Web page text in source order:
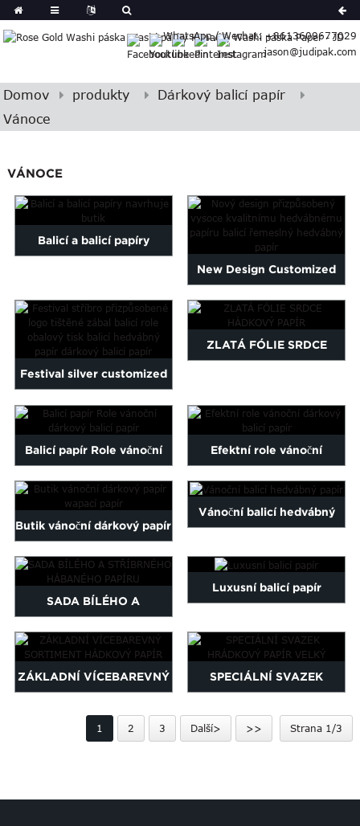
WhatsApp / Wechat: +8613609677029
jason@judipak.com
Japanese
Lao
Bulgarian
Croatian
Gujarati
Khmer
Maltese
Burmese
Persian
Sinhala
Samoan
Sundanese
Thai
Zulu
Domov produkty
Dárkový balicí papír
Vánoce
VÁNOCE
Balicí a balicí papíry
New Design Customized
High Quality Tissue Paper...
Festival silver customized
logo printed wrap pa...
ZLATÁ FÓLIE SRDCE
Balicí papír Role vánoční
dárkový balicí papír
Efektní role vánoční
dárkový balicí papír
Butik vánoční dárkový papír
wapací papír
Vánoční balicí hedvábný
SADA BÍLÉHO A
STŘÍBRNÉHO HÁBANÉHO
PAPÍRU
Luxusní balicí papír
ZÁKLADNÍ VÍCEBAREVNÝ
PAPÍR
SPECIÁLNÍ SVAZEK
1 2 3 Další> >> Strana 1/3